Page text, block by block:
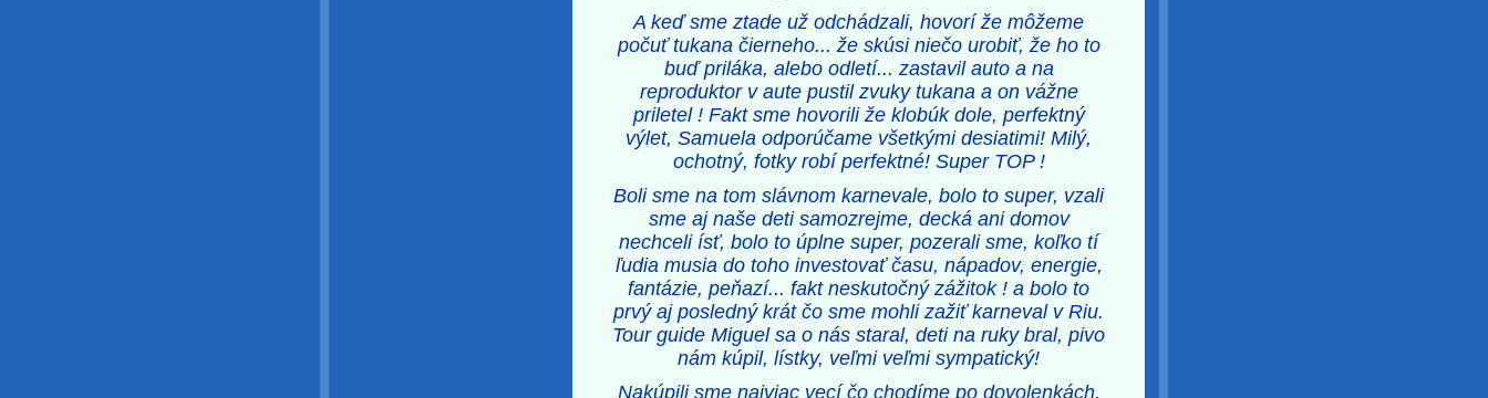
A keď sme ztade už odchádzali, hovorí že môžeme
počuť tukana čierneho... že skúsi niečo urobiť, že ho to
buď priláka, alebo odletí... zastavil auto a na
reproduktor v aute pustil zvuky tukana a on vážne
priletel ! Fakt sme hovorili že klobúk dole, perfektný
výlet, Samuela odporúčame všetkými desiatimi! Milý,
ochotný, fotky robí perfektné! Super TOP !
Boli sme na tom slávnom karnevale, bolo to super, vzali
sme aj naše deti samozrejme, decká ani domov
nechceli ísť, bolo to úplne super, pozerali sme, koľko tí
ľudia musia do toho investovať času, nápadov, energie,
fantázie, peňazí... fakt neskutočný zážitok ! a bolo to
prvý aj posledný krát čo sme mohli zažiť karneval v Riu.
Tour guide Miguel sa o nás staral, deti na ruky bral, pivo
nám kúpil, lístky, veľmi veľmi sympatický!
Nakúpili sme najviac vecí čo chodíme po dovolenkách,